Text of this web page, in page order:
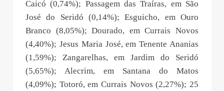
Caicó (0,74%); Passagem das Traíras, em São
José do Seridó (0,14%); Esguicho, em Ouro
Branco (8,05%); Dourado, em Currais Novos
(4,40%); Jesus Maria José, em Tenente Ananias
(1,59%); Zangarelhas, em Jardim do Seridó
(5,65%); Alecrim, em Santana do Matos
(4,09%); Totoró, em Currais Novos (2,27%); 25